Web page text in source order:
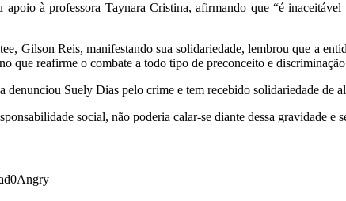
à professora Taynara Cristina, afirmando que “é
Gilson Reis, manifestando sua solidariedade, lembrou que a
que reafirme o combate a todo tipo de preconceito e
denunciou Suely Dias pelo crime e tem recebido solidariedade de
social, não poderia calar-se diante dessa gravidade
0Angry